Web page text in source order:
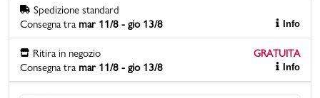
Spedizione standard
Consegna tra mar 11/8 - gio 13/8 Info
Ritira in negozio
GRATUITA
Consegna tra mar 11/8 - gio 13/8 Info